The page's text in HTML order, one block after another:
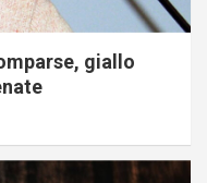
giallo